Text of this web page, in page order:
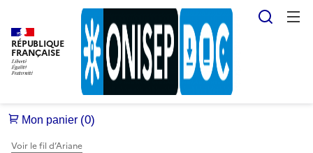
RÉPUBLIQUE
FRANÇAISE
Voir le fil d’Ariane